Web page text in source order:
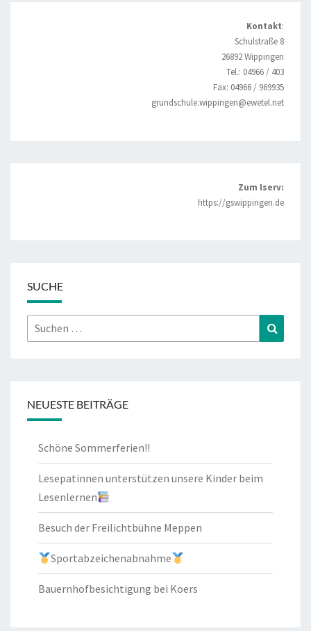
Kontakt:
Schulstraße 8
26892 Wippingen
Tel.: 04966 / 403
Fax: 04966 / 969935
grundschule.wippingen@ewetel.net
Zum Iserv:
https://gswippingen.de
SUCHE
Suchen
nach:
NEUESTE BEITRÄGE
Schöne Sommerferien!!
Lesepatinnen unterstützen unsere Kinder beim
Lesenlernen
Besuch der Freilichtbühne Meppen
Sportabzeichenabnahme
Bauernhofbesichtigung bei Koers